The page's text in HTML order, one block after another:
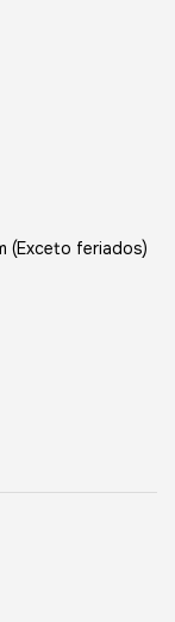
(Exceto feriados)